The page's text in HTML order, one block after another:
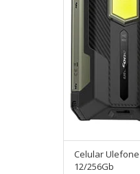
Celular Ulefone
12/256Gb